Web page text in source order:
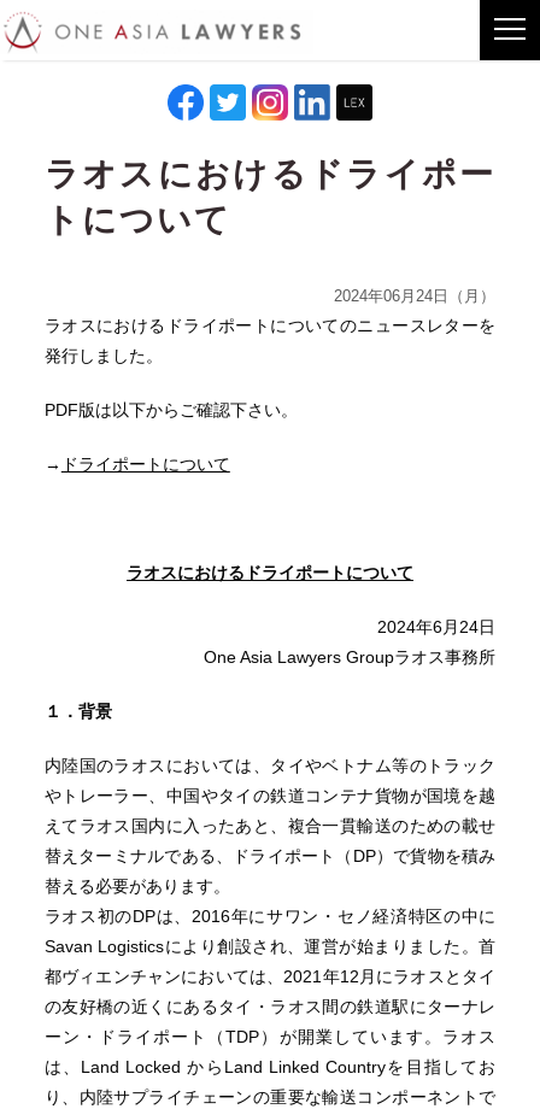
ラオスにおけるドライポー
トについて
2024年06月24日（月）
ラオスにおけるドライポートについてのニュースレターを
発行しました。
PDF版は以下からご確認下さい。
→ ドライポートについて
ラオスにおけるドライポートについて
2024年6月24日
One Asia Lawyers Groupラオス事務所
１．背景
内陸国のラオスにおいては、タイやベトナム等のトラック
やトレーラー、中国やタイの鉄道コンテナ貨物が国境を越
えてラオス国内に入ったあと、複合一貫輸送のための載せ
替えターミナルである、ドライポート（DP）で貨物を積み
替える必要があります。
ラオス初のDPは、2016年にサワン・セノ経済特区の中に
Savan Logisticsにより創設され、運営が始まりました。首
都ヴィエンチャンにおいては、2021年12月にラオスとタイ
の友好橋の近くにあるタイ・ラオス間の鉄道駅にターナレ
ーン・ドライポート（TDP）が開業しています。ラオス
は、Land Locked からLand Linked Countryを目指してお
り、内陸サプライチェーンの重要な輸送コンポーネントで